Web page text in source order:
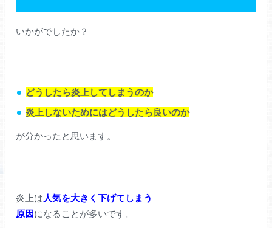
いかがでしたか？
どうしたら炎上してしまうのか
炎上しないためにはどうしたら良いのか
が分かったと思います。
炎上は 人気を大きく下げてしまう
原因になることが多いです。